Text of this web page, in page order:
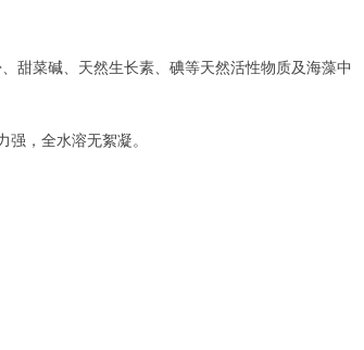
甜菜碱、天然生长素、碘等天然活性物质及海藻中
强，全水溶无絮凝。